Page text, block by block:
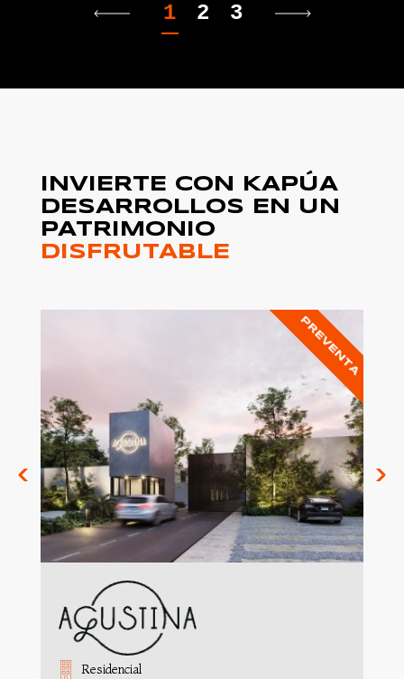
1 2 3
INVIERTE CON KAPÚA
DESARROLLOS EN UN
PATRIMONIO
DISFRUTABLE
PREVENTA
Residencial